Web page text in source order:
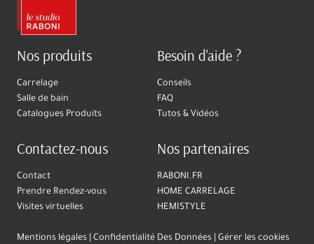
Nos produits
Carrelage
Salle de bain
Catalogues Produits
Besoin d'aide ?
Conseils
FAQ
Tutos & Vidéos
Contactez-nous
Contact
Prendre Rendez-vous
Visites virtuelles
Nos partenaires
RABONI.FR
HOME CARRELAGE
HEMISTYLE
Mentions légales Confidentialité Des Données Gérer les cookies